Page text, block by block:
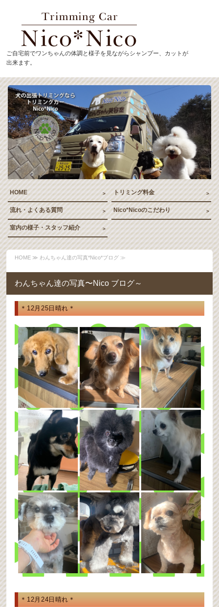
ご自宅前でワンちゃんの体調と様子を見ながらシャンプー、カットが
出来ます。
HOME トリミング料金
流れ・よくある質問 Nico*Nicoのこだわり
室内の様子・スタッフ紹介
HOME ≫ わんちゃん達の写真*Nico*ブログ ≫
わんちゃん達の写真〜Nico ブログ～
＊12月25日晴れ＊
＊12月24日晴れ＊